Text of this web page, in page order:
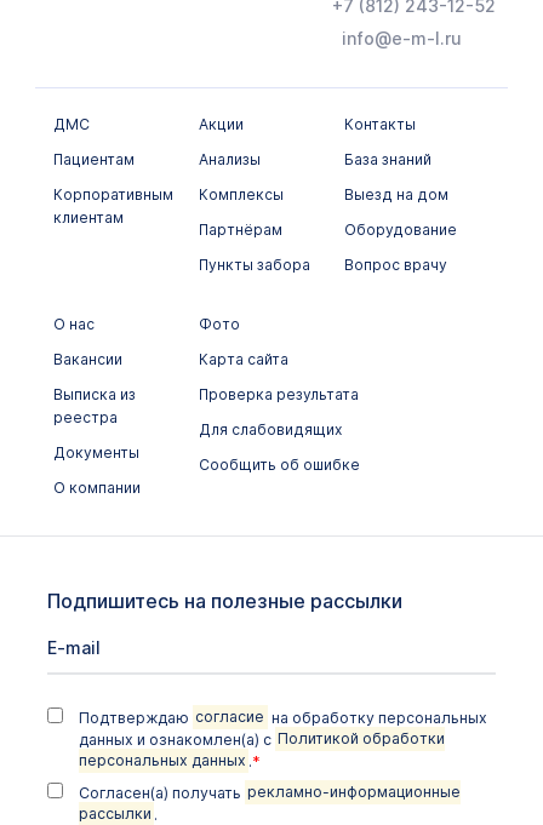
+7 (812) 243-12-52
info@e-m-l.ru
ДМС
Пациентам
Корпоративным
клиентам
Акции
Анализы
Комплексы
Партнёрам
Пункты забора
Контакты
База знаний
Выезд на дом
Оборудование
Вопрос врачу
О нас
Вакансии
Выписка из
реестра
Документы
О компании
Фото
Карта сайта
Проверка результата
Для слабовидящих
Сообщить об ошибке
Подпишитесь на полезные рассылки
Подтверждаю согласие на обработку персональных
данных и ознакомлен(а) с Политикой обработки
персональных данных .*
Согласен(а) получать рекламно-информационные
рассылки .